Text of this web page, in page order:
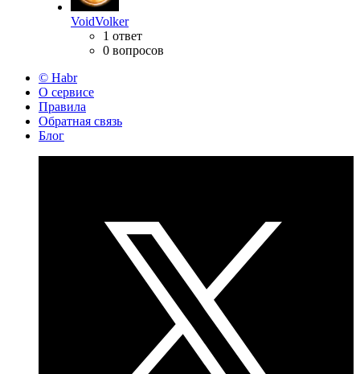
VoidVolker
1 ответ
0 вопросов
© Habr
О сервисе
Правила
Обратная связь
Блог